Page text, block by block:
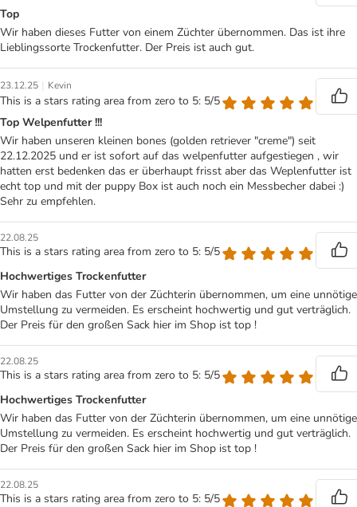
Top
Wir haben dieses Futter von einem Züchter übernommen. Das ist ihre
Lieblingssorte Trockenfutter. Der Preis ist auch gut.
23.12.25 | Kevin
This is a stars rating area from zero to 5: 5/5
Top Welpenfutter !!!
Wir haben unseren kleinen bones (golden retriever "creme") seit
22.12.2025 und er ist sofort auf das welpenfutter aufgestiegen , wir
hatten erst bedenken das er überhaupt frisst aber das Weplenfutter ist
echt top und mit der puppy Box ist auch noch ein Messbecher dabei :)
Sehr zu empfehlen.
22.08.25
This is a stars rating area from zero to 5: 5/5
Hochwertiges Trockenfutter
Wir haben das Futter von der Züchterin übernommen, um eine unnötige
Umstellung zu vermeiden. Es erscheint hochwertig und gut verträglich.
Der Preis für den großen Sack hier im Shop ist top !
22.08.25
This is a stars rating area from zero to 5: 5/5
Hochwertiges Trockenfutter
Wir haben das Futter von der Züchterin übernommen, um eine unnötige
Umstellung zu vermeiden. Es erscheint hochwertig und gut verträglich.
Der Preis für den großen Sack hier im Shop ist top !
22.08.25
This is a stars rating area from zero to 5: 5/5